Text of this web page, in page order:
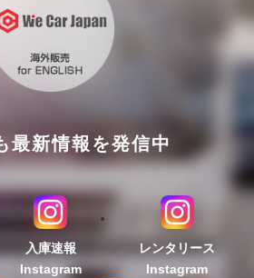
最新情報を発信中
入庫速報
Instagram
レンタリース
Instagram